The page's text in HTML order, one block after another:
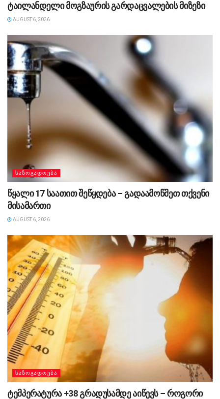
ტაილანდელი მოგზაურის გარდაცვალების მიზეზი
AUGUST 6, 2026
ᲡᲐᲖᲝᲒᲐᲓᲝᲔᲑᲐ
წყალი 17 საათით შეწყდება – გადაამოწმეთ თქვენი
მისამართი
AUGUST 6, 2026
ᲡᲐᲖᲝᲒᲐᲓᲝᲔᲑᲐ
ტემპერატურა +38 გრადუსამდე აიწევს – როგორი